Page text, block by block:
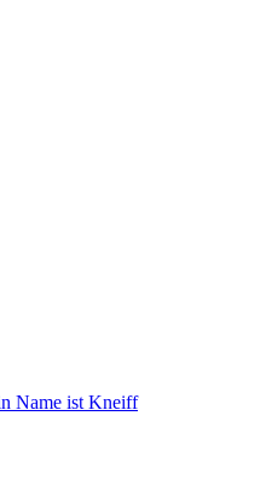
Name ist Kneiff